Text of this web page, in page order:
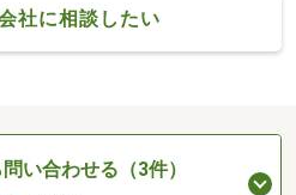
社に相談したい
い合わせる（3件）